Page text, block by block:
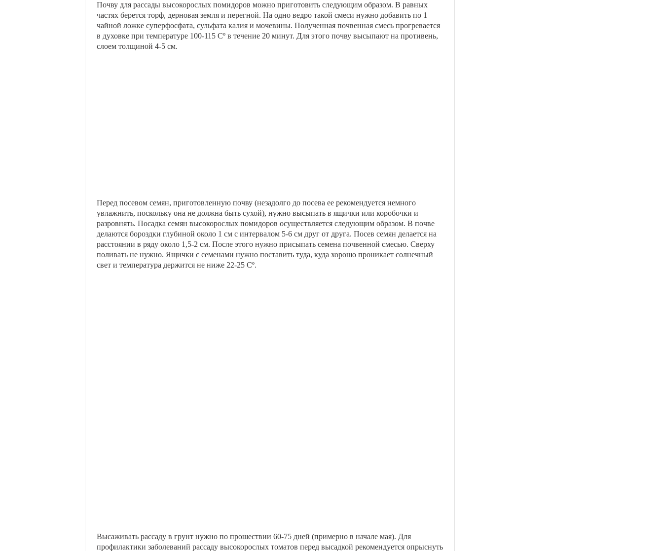
Почву для рассады высокорослых помидоров можно приготовить следующим образом. В равных
частях берется торф, дерновая земля и перегной. На одно ведро такой смеси нужно добавить по 1
чайной ложке суперфосфата, сульфата калия и мочевины. Полученная почвенная смесь прогревается
в духовке при температуре 100-115 Сº в течение 20 минут. Для этого почву высыпают на противень,
слоем толщиной 4-5 см.
Перед посевом семян, приготовленную почву (незадолго до посева ее рекомендуется немного
увлажнить, поскольку она не должна быть сухой), нужно высыпать в ящички или коробочки и
разровнять. Посадка семян высокорослых помидоров осуществляется следующим образом. В почве
делаются бороздки глубиной около 1 см с интервалом 5-6 см друг от друга. Посев семян делается на
расстоянии в ряду около 1,5-2 см. После этого нужно присыпать семена почвенной смесью. Сверху
поливать не нужно. Ящички с семенами нужно поставить туда, куда хорошо проникает солнечный
свет и температура держится не ниже 22-25 Сº.
Высаживать рассаду в грунт нужно по прошествии 60-75 дней (примерно в начале мая). Для
профилактики заболеваний рассаду высокорослых томатов перед высадкой рекомендуется опрыснуть